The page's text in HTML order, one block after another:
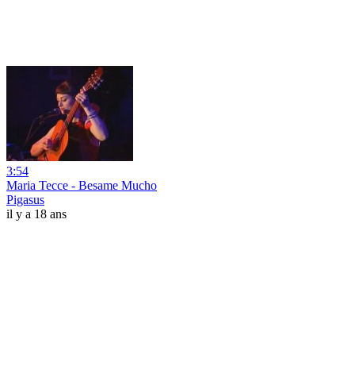
3:54
Maria Tecce - Besame Mucho
Pigasus
il y a 18 ans